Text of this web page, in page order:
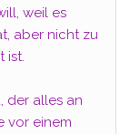
weil es
aber nicht zu
ist.
der alles an
vor einem